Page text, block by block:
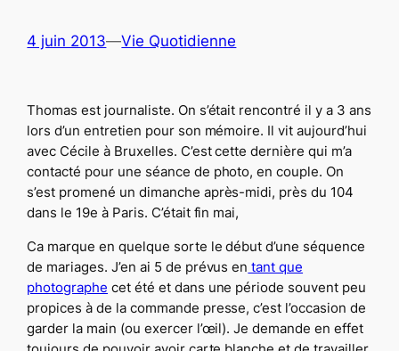
4 juin 2013—Vie Quotidienne
Thomas est journaliste. On s’était rencontré il y a 3 ans
lors d’un entretien pour son mémoire. Il vit aujourd’hui
avec Cécile à Bruxelles. C’est cette dernière qui m’a
contacté pour une séance de photo, en couple. On
s’est promené un dimanche après-midi, près du 104
dans le 19e à Paris. C’était fin mai,
Ca marque en quelque sorte le début d’une séquence
de mariages. J’en ai 5 de prévus en tant que
photographe cet été et dans une période souvent peu
propices à de la commande presse, c’est l’occasion de
garder la main (ou exercer l’œil). Je demande en effet